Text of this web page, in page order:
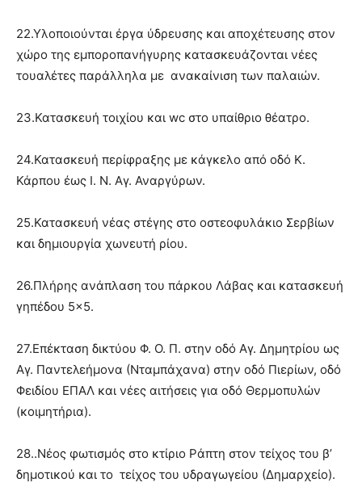
22.Υλοποιούνται έργα ύδρευσης και αποχέτευσης στον
χώρο της εμποροπανήγυρης κατασκευάζονται νέες
τουαλέτες παράλληλα με ανακαίνιση των παλαιών.
23.Κατασκευή τοιχίου και wc στο υπαίθριο θέατρο.
24.Κατασκευή περίφραξης με κάγκελο από οδό Κ.
Κάρπου έως Ι. Ν. Αγ. Αναργύρων.
25.Κατασκευή νέας στέγης στο οστεοφυλάκιο Σερβίων
και δημιουργία χωνευτή ρίου.
26.Πλήρης ανάπλαση του πάρκου Λάβας και κατασκευή
γηπέδου 5×5.
27.Επέκταση δικτύου Φ. Ο. Π. στην οδό Αγ. Δημητρίου ως
Αγ. Παντελεήμονα (Νταμπάχανα) στην οδό Πιερίων, οδό
Φειδίου ΕΠΑΛ και νέες αιτήσεις για οδό Θερμοπυλών
(κοιμητήρια).
28..Νέος φωτισμός στο κτίριο Ράπτη στον τείχος του β’
δημοτικού και το τείχος του υδραγωγείου (Δημαρχείο).